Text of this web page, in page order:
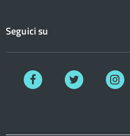
Seguici su
Facebook